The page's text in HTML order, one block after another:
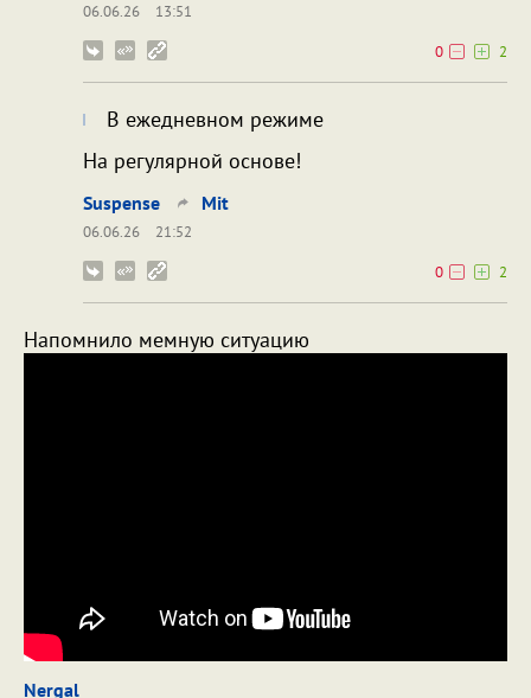
06.06.26
13:51
0
2
В ежедневном режиме
На регулярной основе!
Suspense Mit
06.06.26
21:52
0
2
Напомнило мемную ситуацию
Nergal